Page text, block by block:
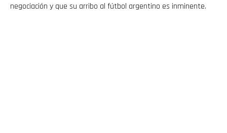
negociación y que su arribo al fútbol argentino es inminente.